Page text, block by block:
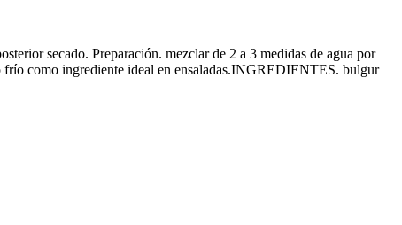
secado. Preparación. mezclar de 2 a 3 medidas de agua por
como ingrediente ideal en ensaladas.INGREDIENTES. bulgur